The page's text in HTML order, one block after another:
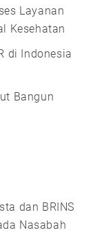
Layanan
Kesehatan
di Indonesia
Bangun
dan BRINS
Nasabah